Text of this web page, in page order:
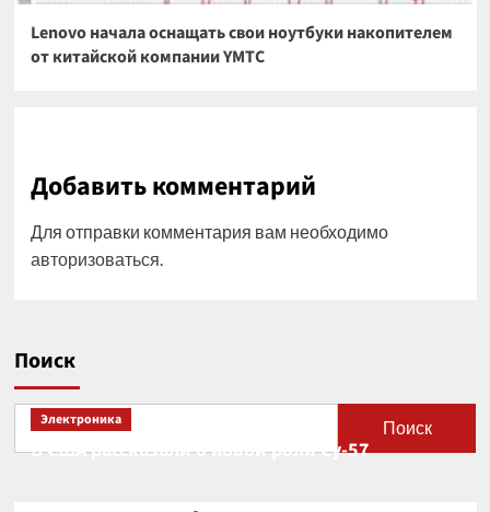
Lenovo начала оснащать свои ноутбуки накопителем
от китайской компании YMTC
Добавить комментарий
Для отправки комментария вам необходимо
авторизоваться
Поиск
Поиск
Электроника
В США рассказали о новой роли Су-57